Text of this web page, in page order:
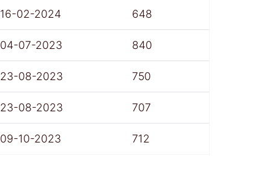
16-02-2024 648
04-07-2023 840
23-08-2023 750
23-08-2023 707
09-10-2023 712